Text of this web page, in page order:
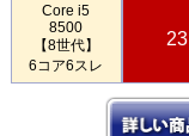
Core i5
8500
【8世代】
6コア6スレ
23